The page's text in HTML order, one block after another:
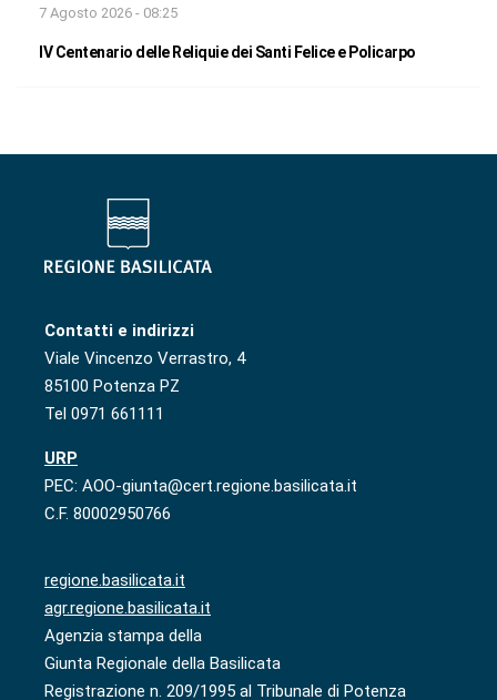
7 Agosto 2026 - 08:25
IV Centenario delle Reliquie dei Santi Felice e Policarpo
Contatti e indirizzi
Viale Vincenzo Verrastro, 4
85100 Potenza PZ
Tel 0971 661111
URP
PEC: AOO-giunta@cert.regione.basilicata.it
C.F. 80002950766
regione.basilicata.it
agr.regione.basilicata.it
Agenzia stampa della
Giunta Regionale della Basilicata
Registrazione n. 209/1995 al Tribunale di Potenza